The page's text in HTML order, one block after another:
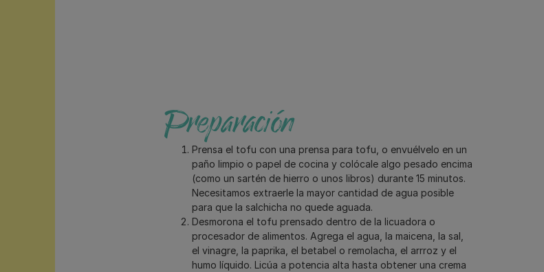
Preparación
Prensa el tofu con una prensa para tofu, o envuélvelo en un
paño limpio o papel de cocina y colócale algo pesado encima
(como un sartén de hierro o unos libros) durante 15 minutos.
Necesitamos extraerle la mayor cantidad de agua posible
para que la salchicha no quede aguada.
Desmorona el tofu prensado dentro de la licuadora o
procesador de alimentos. Agrega el agua, la maicena, la sal,
el vinagre, la paprika, el betabel o remolacha, el arrroz y el
humo líquido. Licúa a potencia alta hasta obtener una crema